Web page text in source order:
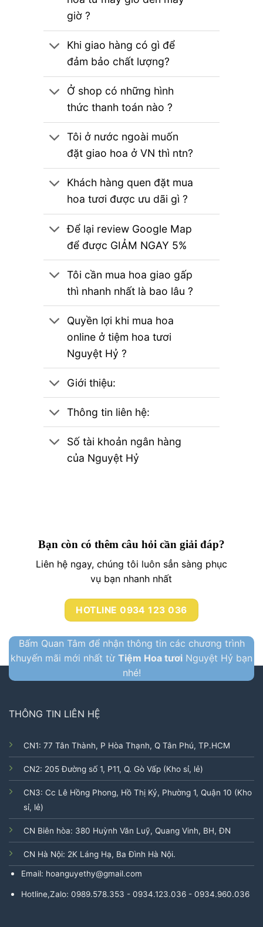
giờ ?
Khi giao hàng có gì để
đảm bảo chất lượng?
Ở shop có những hình
thức thanh toán nào ?
Tôi ở nước ngoài muốn
đặt giao hoa ở VN thì ntn?
Khách hàng quen đặt mua
hoa tươi được ưu dãi gì ?
Để lại review Google Map
để được GIẢM NGAY 5%
Tôi cần mua hoa giao gấp
thì nhanh nhất là bao lâu ?
Quyền lợi khi mua hoa
online ở tiệm hoa tươi
Nguyệt Hỷ ?
Giới thiệu:
Thông tin liên hệ:
Số tài khoản ngân hàng
của Nguyệt Hỷ
Bạn còn có thêm câu hỏi cần giải đáp?
Liên hệ ngay, chúng tôi luôn sẳn sàng phục
vụ bạn nhanh nhất
HOTLINE 0934 123 036
Bấm Quan Tâm để nhận thông tin các chương trình
khuyến mãi mới nhất từ Tiệm Hoa tươi Nguyệt Hỷ bạn
nhé!
THÔNG TIN LIÊN HỆ
CN1: 77 Tân Thành, P Hòa Thạnh, Q Tân Phú, TP.HCM
CN2: 205 Đường số 1, P11, Q. Gò Vấp (Kho sỉ, lẻ)
CN3: Cc Lê Hồng Phong, Hồ Thị Kỷ, Phường 1, Quận 10 (Kho
sỉ, lẻ)
CN Biên hòa: 380 Huỳnh Văn Luỹ, Quang Vinh, BH, ĐN
CN Hà Nội: 2K Láng Hạ, Ba Đình Hà Nội.
Email: hoanguyethy@gmail.com
Hotline,Zalo: 0989.578.353 - 0934.123.036 - 0934.960.036